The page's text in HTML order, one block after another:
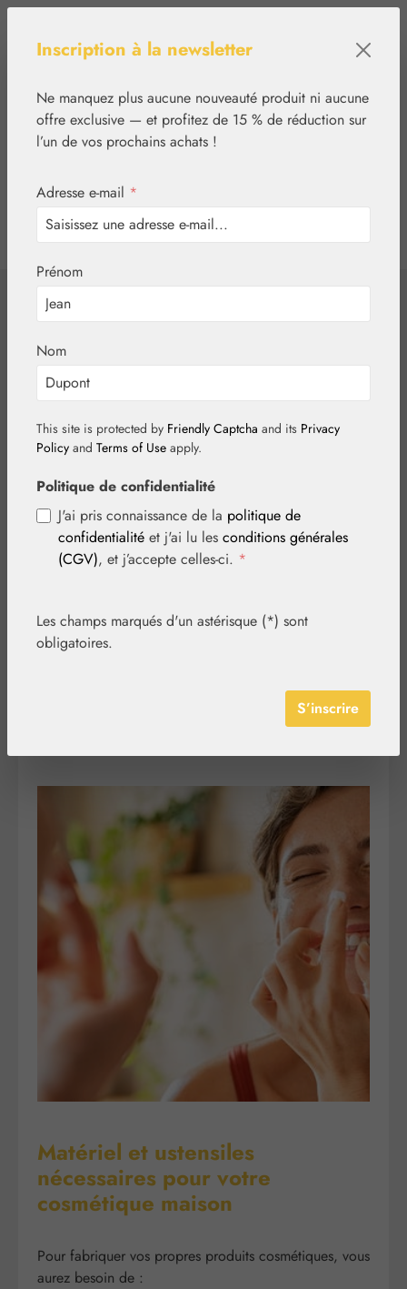
tcinn-a11y-toolbar.show
✿
Cosmétique maison –
Créez votre propre
soin étape par étape
En tant qu’expert en cosmétique naturelle et DIY, nous
souhaitons vous faire découvrir les secrets de la
fabrication de vos propres produits cosmétiques.
Fabriquer soi-même ses produits présente de
spécifiques de votre peau et évitez les additifs
artificiels. Grâce à nos bases de haute qualité et aux
vous créez une cosmétique unique qui prend soin de
Matériel et ustensiles
nécessaires pour votre
cosmétique maison
Pour fabriquer vos propres produits cosmétiques, vous
aurez besoin de :
Inscription à la newsletter
Ne manquez plus aucune nouveauté produit ni aucune
offre exclusive — et profitez de 15 % de réduction sur
l’un de vos prochains achats !
Adresse e-mail *
Prénom
Nom
This site is protected by Friendly Captcha and its Privacy
Policy and Terms of Use apply.
Politique de confidentialité
J'ai pris connaissance de la politique de
confidentialité et j'ai lu les conditions générales
(CGV), et j’accepte celles-ci. *
Les champs marqués d'un astérisque (*) sont
obligatoires.
S’inscrire